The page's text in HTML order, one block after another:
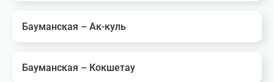
Бауманская – Ак-куль
Бауманская – Кокшетау